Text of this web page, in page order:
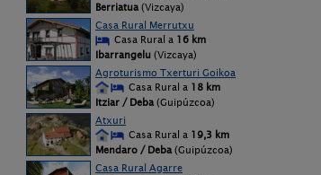
Berriatua (Vizcaya)
Casa Rural Merrutxu
Casa Rural a 16 km
Ibarrangelu (Vizcaya)
Agroturismo Txerturi Goikoa
Casa Rural a 18 km
Itziar / Deba (Guipúzcoa)
Atxuri
Casa Rural a 19,3 km
Mendaro / Deba (Guipúzcoa)
Casa Rural Agarre